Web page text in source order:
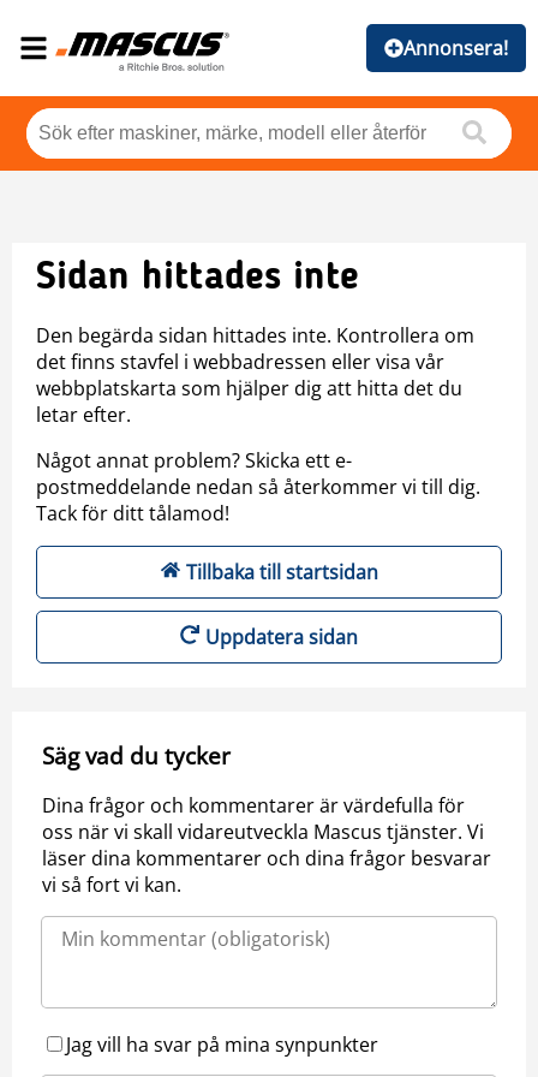
Annonsera!
Sidan hittades inte
Den begärda sidan hittades inte. Kontrollera om
det finns stavfel i webbadressen eller visa vår
webbplatskarta som hjälper dig att hitta det du
letar efter.
Något annat problem? Skicka ett e-
postmeddelande nedan så återkommer vi till dig.
Tack för ditt tålamod!
Tillbaka till startsidan
Uppdatera sidan
Säg vad du tycker
Dina frågor och kommentarer är värdefulla för
oss när vi skall vidareutveckla Mascus tjänster. Vi
läser dina kommentarer och dina frågor besvarar
vi så fort vi kan.
Jag vill ha svar på mina synpunkter